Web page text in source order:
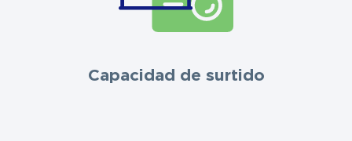
Capacidad de surtido